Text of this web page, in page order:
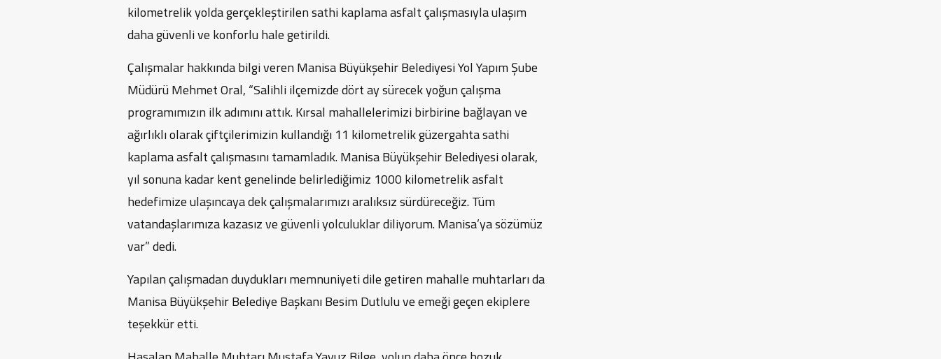
kilometrelik yolda gerçekleştirilen sathi kaplama asfalt çalışmasıyla ulaşım
daha güvenli ve konforlu hale getirildi.
Çalışmalar hakkında bilgi veren Manisa Büyükşehir Belediyesi Yol Yapım Şube
Müdürü Mehmet Oral, “Salihli ilçemizde dört ay sürecek yoğun çalışma
programımızın ilk adımını attık. Kırsal mahallelerimizi birbirine bağlayan ve
ağırlıklı olarak çiftçilerimizin kullandığı 11 kilometrelik güzergahta sathi
kaplama asfalt çalışmasını tamamladık. Manisa Büyükşehir Belediyesi olarak,
yıl sonuna kadar kent genelinde belirlediğimiz 1000 kilometrelik asfalt
hedefimize ulaşıncaya dek çalışmalarımızı aralıksız sürdüreceğiz. Tüm
vatandaşlarımıza kazasız ve güvenli yolculuklar diliyorum. Manisa’ya sözümüz
var” dedi.
Yapılan çalışmadan duydukları memnuniyeti dile getiren mahalle muhtarları da
Manisa Büyükşehir Belediye Başkanı Besim Dutlulu ve emeği geçen ekiplere
teşekkür etti.